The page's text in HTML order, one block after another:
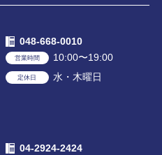
048-668-0010
営業時間 10:00〜19:00
定休日 水・木曜日
04-2924-2424